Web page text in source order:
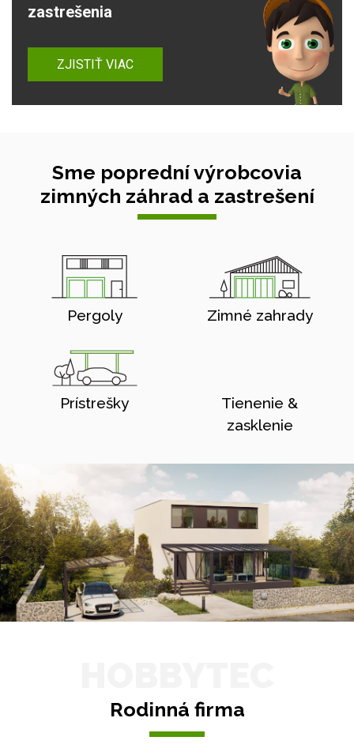
zastrešenia
ZJISTIŤ VIAC
Sme poprední výrobcovia
zimných záhrad a zastrešení
Pergoly Zimné zahrady
Prístrešky
Tienenie &
zasklenie
Rodinná firma